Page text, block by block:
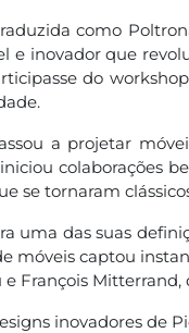
como
e inovador que
do
a projetar
colaborações
se tornaram
uma das suas
móveis captou
François
inovadores de